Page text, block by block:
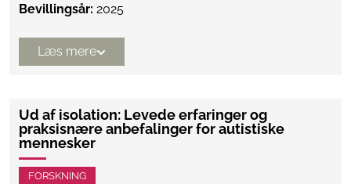
Bevillingsår: 2025
Læs mere
Ud af isolation: Levede erfaringer og
praksisnære anbefalinger for autistiske
mennesker
FORSKNING